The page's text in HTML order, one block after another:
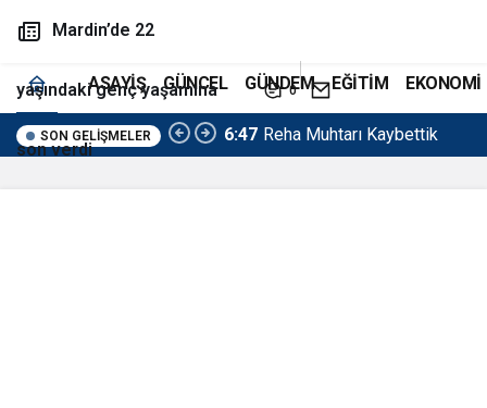
ASAYİŞ GÜNCEL GÜNDEM EĞİTİM EKONOMİ
SON GELIŞMELER 6:47 Reha Muhtarı Kaybettik
Mardin’de 22
yaşındaki genç yaşamına
son verdi
0